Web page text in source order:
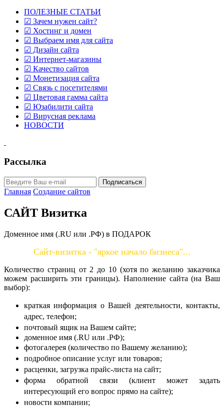
ПОЛЕЗНЫЕ СТАТЬИ
☑ Зачем нужен сайт?
☑ Хостинг и домен
☑ Выбраем имя для сайта
☑ Дизайн сайта
☑ Интернет-магазины
☑ Качество сайтов
☑ Монетизация сайта
☑ Связь с посетителями
☑ Цветовая гамма сайта
☑ Юзабилити сайта
☑ Вирусная реклама
НОВОСТИ
Рассылка
Главная Создание сайтов
САЙТ Визитка
Доменное имя (.RU или .РФ) в ПОДАРОК
Сайт-визитка - "яркое начало бизнеса"...
Количество страниц от 2 до 10 (хотя по желанию заказчика
можем расширить эти границы). Наполнение сайта (на Ваш
выбор):
краткая информация о Вашей деятельности, контакты,
адрес, телефон;
почтовый ящик на Вашем сайте;
доменное имя (.RU или .РФ);
фотогалерея (количество по Вашему желанию);
подробное описание услуг или товаров;
расценки, загрузка прайс-листа на сайт;
форма обратной связи (клиент может задать
интересующий его вопрос прямо на сайте);
новости компании;